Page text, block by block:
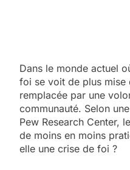
Dans le monde actuel
foi se voit de plus mise
remplacée par une
communauté. Selon
Pew Research Center,
de moins en moins
elle une crise de foi ?